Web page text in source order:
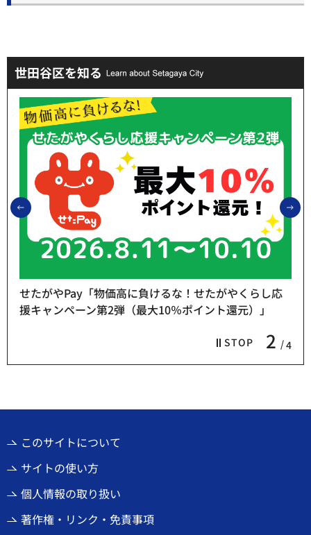
世田谷区を知る
前のスライドを表示
STOP 2 4
せたがやPay「物価高に負けるな！せたがやくらし応
援キャンペーン第2弾（最大10％ポイント還元）」
このサイトについて
サイトの使い方
個人情報の取り扱い
著作権・リンク・免責事項